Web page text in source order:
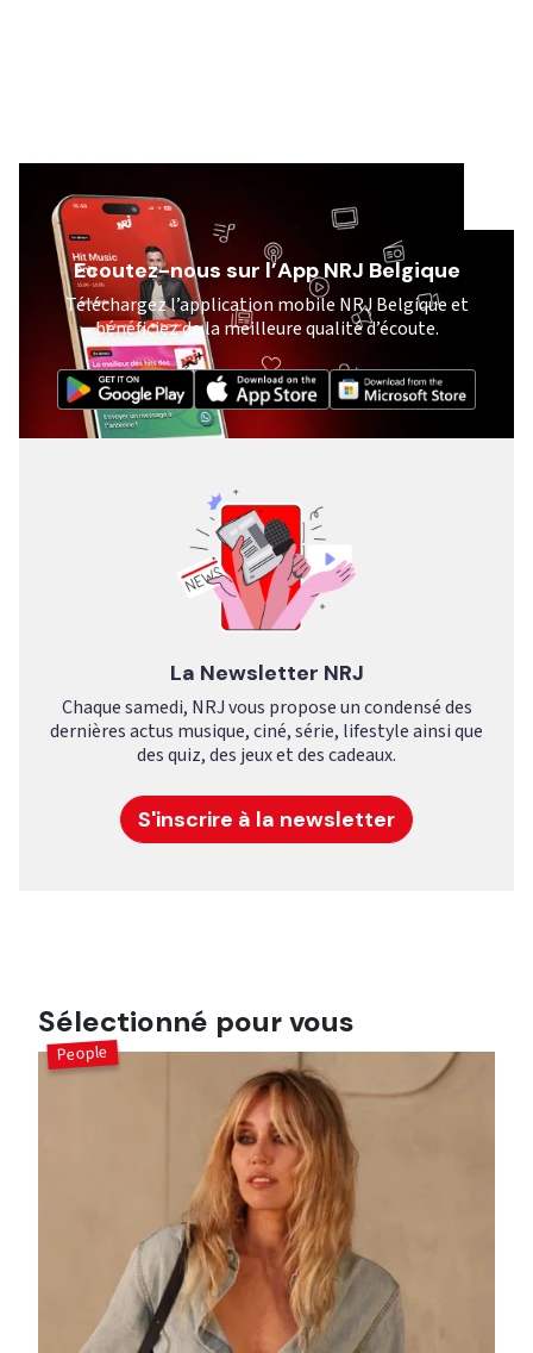
Ecoutez-nous sur l’App NRJ Belgique
Téléchargez l’application mobile NRJ Belgique et
bénéficiez de la meilleure qualité d’écoute.
La Newsletter NRJ
Chaque samedi, NRJ vous propose un condensé des
dernières actus musique, ciné, série, lifestyle ainsi que
des quiz, des jeux et des cadeaux.
S'inscrire à la newsletter
Sélectionné pour vous
People